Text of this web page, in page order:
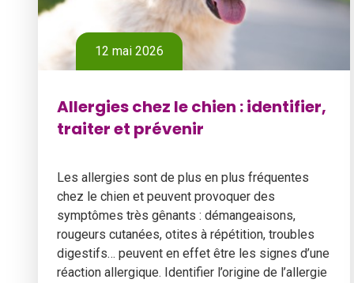
12 mai 2026
Allergies chez le chien : identifier,
traiter et prévenir
Les allergies sont de plus en plus fréquentes
chez le chien et peuvent provoquer des
symptômes très gênants : démangeaisons,
rougeurs cutanées, otites à répétition, troubles
digestifs… peuvent en effet être les signes d’une
réaction allergique. Identifier l’origine de l’allergie